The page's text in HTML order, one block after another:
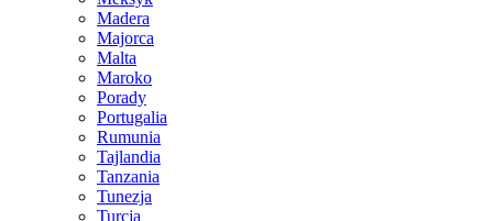
Madera
Majorca
Malta
Maroko
Porady
Portugalia
Rumunia
Tajlandia
Tanzania
Tunezja
Turcja